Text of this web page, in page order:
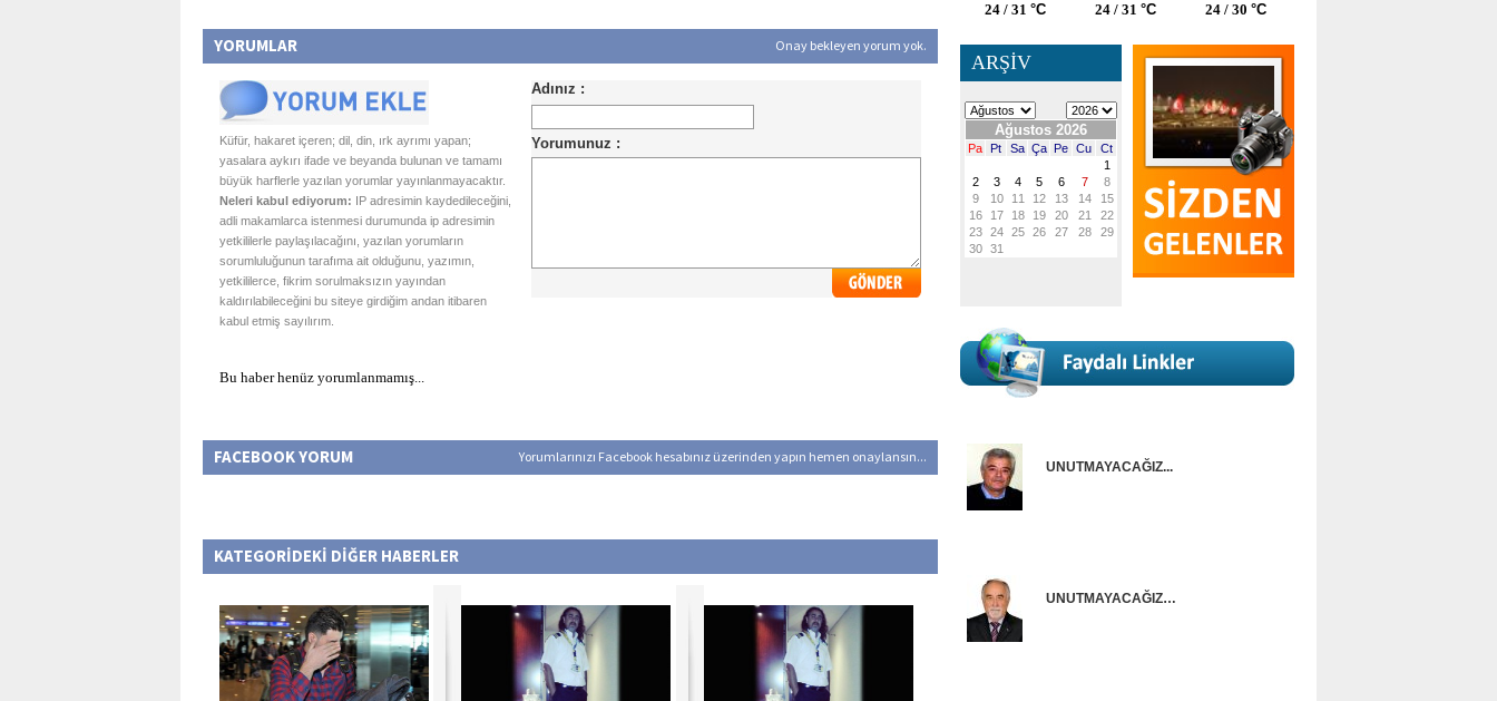
YORUMLAR Onay bekleyen yorum yok.
Küfür, hakaret içeren; dil, din, ırk ayrımı yapan;
yasalara aykırı ifade ve beyanda bulunan ve tamamı
büyük harflerle yazılan yorumlar yayınlanmayacaktır.
Neleri kabul ediyorum: IP adresimin kaydedileceğini,
adli makamlarca istenmesi durumunda ip adresimin
yetkililerle paylaşılacağını, yazılan yorumların
sorumluluğunun tarafıma ait olduğunu, yazımın,
yetkililerce, fikrim sorulmaksızın yayından
kaldırılabileceğini bu siteye girdiğim andan itibaren
kabul etmiş sayılırım.
Bu haber henüz yorumlanmamış...
FACEBOOK YORUM Yorumlarınızı Facebook hesabınız üzerinden yapın hemen onaylansın...
KATEGORİDEKİ DİĞER HABERLER
24 / 31 °C 24 / 31 °C 24 / 30 °C
ARŞİV
UNUTMAYACAĞIZ...
UNUTMAYACAĞIZ…